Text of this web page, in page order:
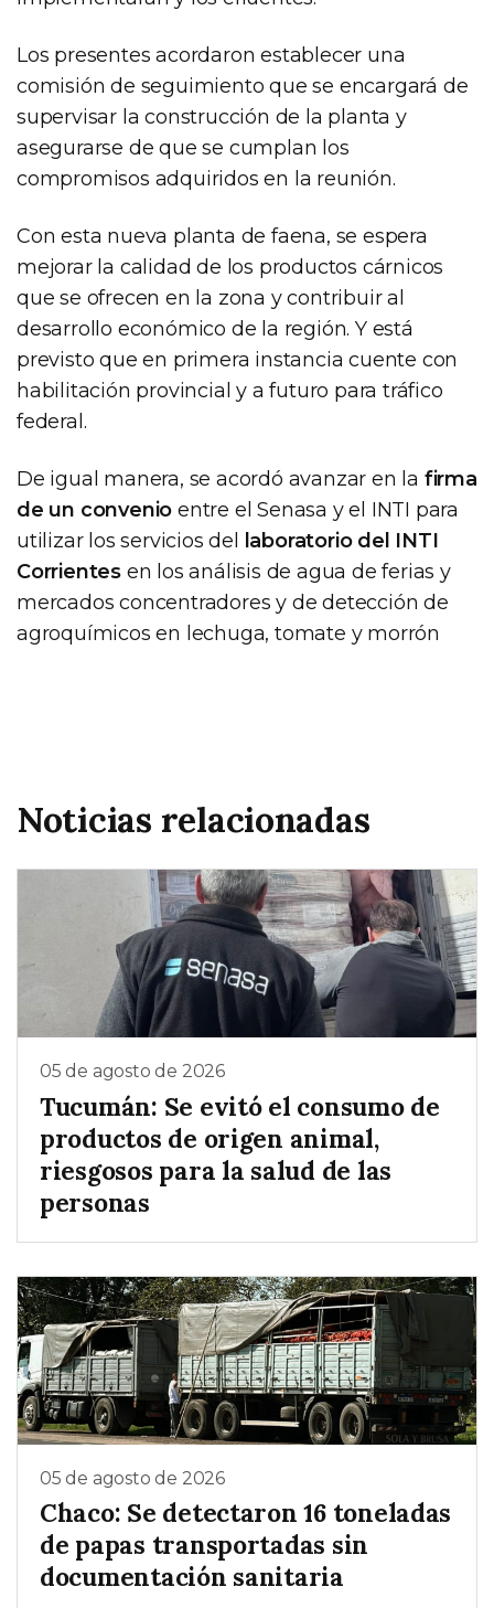
Los presentes acordaron establecer una
comisión de seguimiento que se encargará de
supervisar la construcción de la planta y
asegurarse de que se cumplan los
compromisos adquiridos en la reunión.
Con esta nueva planta de faena, se espera
mejorar la calidad de los productos cárnicos
que se ofrecen en la zona y contribuir al
desarrollo económico de la región. Y está
previsto que en primera instancia cuente con
habilitación provincial y a futuro para tráfico
federal.
De igual manera, se acordó avanzar en la firma
de un convenio entre el Senasa y el INTI para
utilizar los servicios del
laboratorio del INTI
Corrientes en los análisis de agua de ferias y
mercados concentradores y de detección de
agroquímicos en lechuga, tomate y morrón
Noticias relacionadas
05 de agosto de 2026
Tucumán: Se evitó el consumo de
productos de origen animal,
riesgosos para la salud de las
personas
05 de agosto de 2026
Chaco: Se detectaron 16 toneladas
de papas transportadas sin
documentación sanitaria